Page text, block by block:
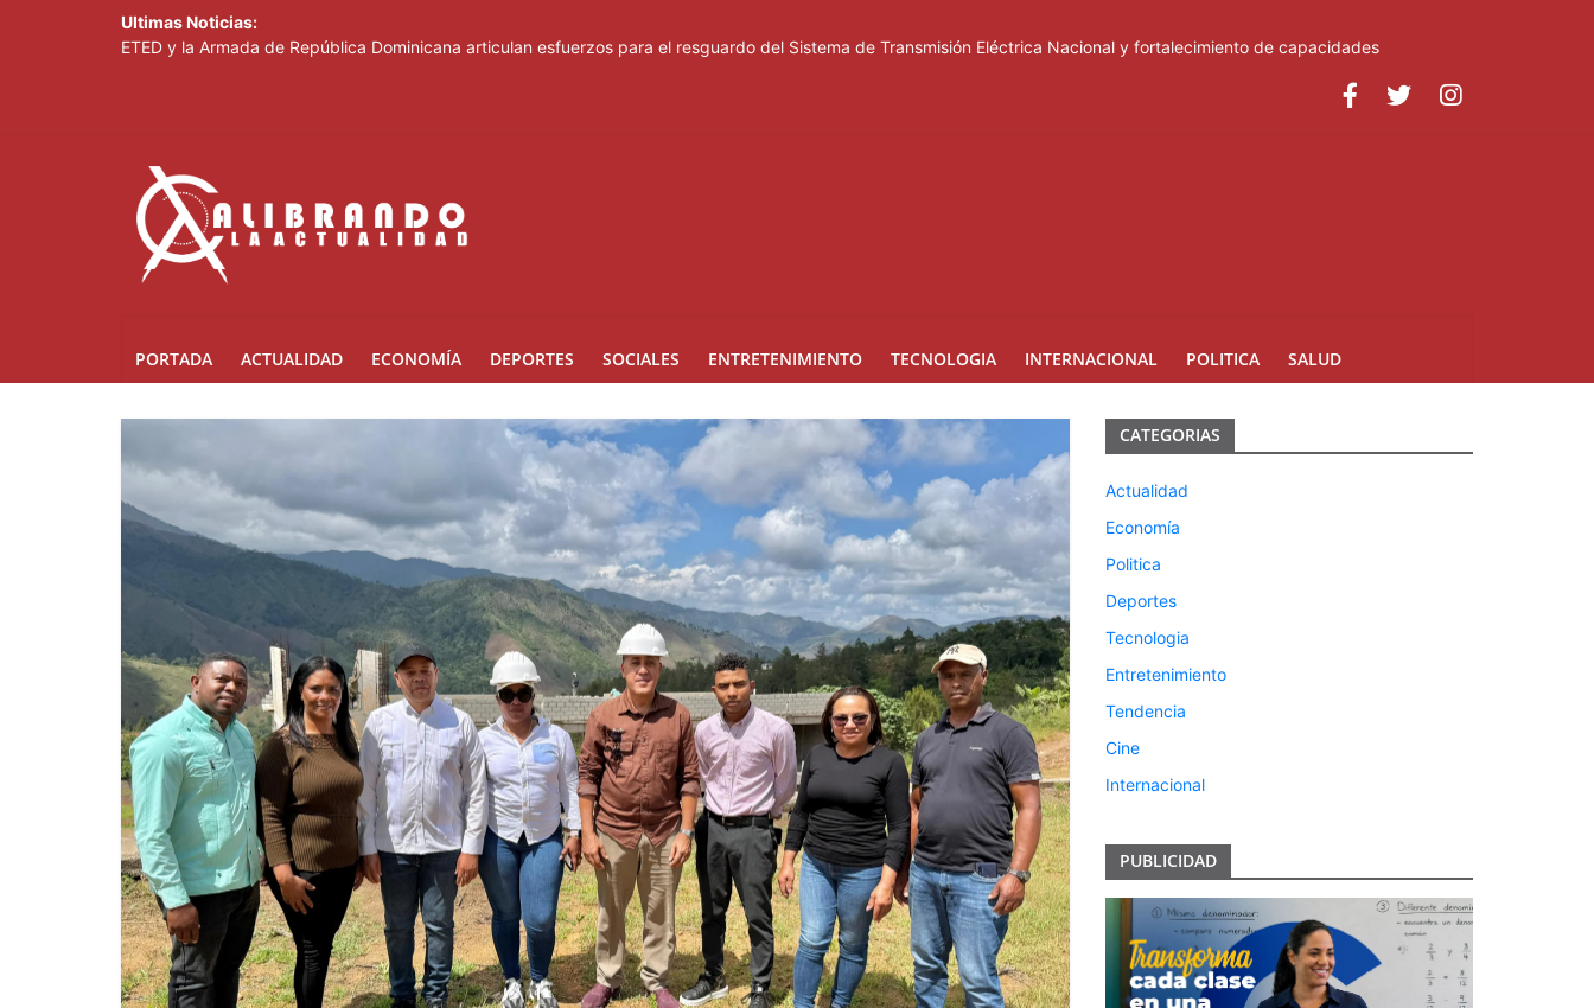
Ultimas Noticias:
ETED y la Armada de República Dominicana articulan esfuerzos para el resguardo del Sistema de Transmisión Eléctrica Nacional y fortalecimiento de capacidades
PORTADA ACTUALIDAD ECONOMÍA DEPORTES SOCIALES ENTRETENIMIENTO TECNOLOGIA INTERNACIONAL POLITICA SALUD
CATEGORIAS
Actualidad
Economía
Politica
Deportes
Tecnologia
Entretenimiento
Tendencia
Cine
Internacional
PUBLICIDAD